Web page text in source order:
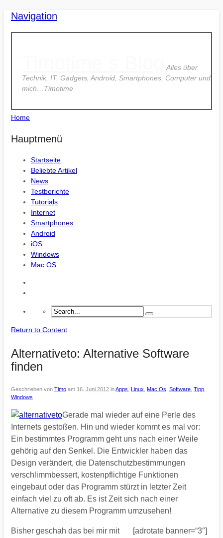
Navigation
Alles über
Technik, IT, Gadgets, Android, Smartphones, Computer und
mich…Timotime
Home
Hauptmenü
Startseite
Beliebte Artikel
News
Testberichte
Tutorials
Internet
Smartphones
Android
iOS
Windows
Mac OS
Return to Content
Alternativeto: Alternative Software
finden
Geschrieben von Timo am 16. Juni 2012 inApps Linux Mac Os Software Tipp
Windows
Gerade mal wieder auf eine Perle des
Internets gestoßen. Hin und wieder kommt es mal vor:
Ein bestimmtes Programm geht uns nach einer Weile
gehörig auf den Senkel. Die Entwickler haben das
Design verändert, die Datenschutzbestimmungen
verschlimmbessert, kostenpflichtige Funktionen
eingebaut oder das Programm stürzt in letzter Zeit
einfach viel zu oft ab. Es ist Zeit sich nach einer
Alternative zu diesem Programm umzusehen!
[adrotate banner=“3″]
Bisher geschah das bei mir mit